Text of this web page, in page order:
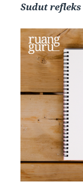
Sudut refleks